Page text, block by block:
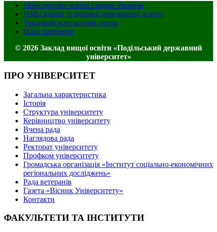
Міністерство освіти і науки України
НМЦ вищої та фахової передвищої освіти
Урядовий контактний центр
Наші партнери
© 2026 Заклад вищої освіти «Подільський державний
університет»
ПРО УНІВЕРСИТЕТ
Загальна характеристика
Історія
Структура університету
Керівництво університету
Вчена рада
Наглядова рада
Ректорат університету
Профком університету
Громадська організація «Інститут соціально-економічних
регіональних досліджень»
Рада ветеранів
Газета «Вісник Університету»
Контакти
ФАКУЛЬТЕТИ ТА ІНСТИТУТИ